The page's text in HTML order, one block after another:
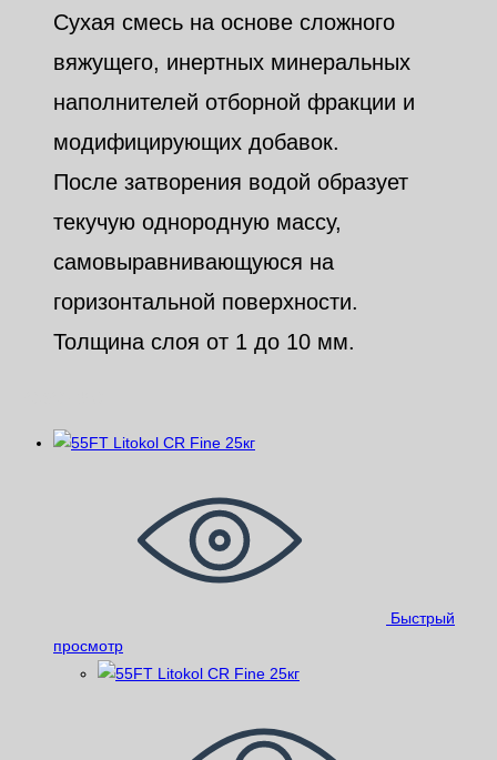
Cухая смесь на основе сложного
вяжущего, инертных минеральных
наполнителей отборной фракции и
модифицирующих добавок.
После затворения водой образует
текучую однородную массу,
самовыравнивающуюся на
горизонтальной поверхности.
Толщина слоя от 1 до 10 мм.
Быстрый
просмотр